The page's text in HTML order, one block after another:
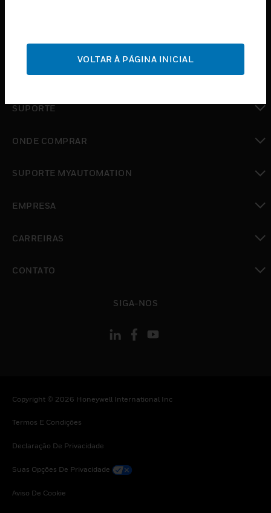
SERVIÇOS
INDUSTRIAS
SUPORTE
ONDE COMPRAR
SUPORTE MYAUTOMATION
EMPRESA
CARREIRAS
CONTATO
SIGA-NOS
Copyright © 2026 Honeywell International Inc
Termos E Condições
Declaração De Privacidade
Suas Opções De Privacidade
Aviso De Cookie
VOLTAR À PÁGINA INICIAL